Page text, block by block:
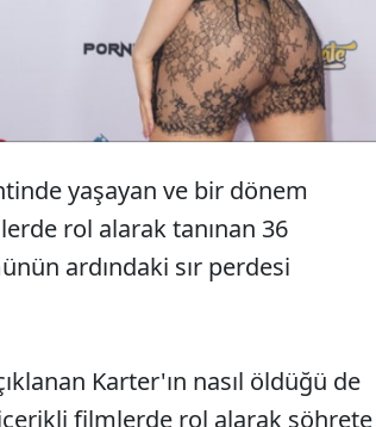
yaşayan ve bir dönem
rol alarak tanınan 36
ardındaki sır perdesi
Karter'ın nasıl öldüğü de
filmlerde rol alarak şöhrete